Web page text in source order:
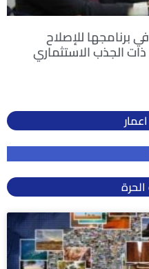
برنامجها للإصلاح
الجذب الاستثماري